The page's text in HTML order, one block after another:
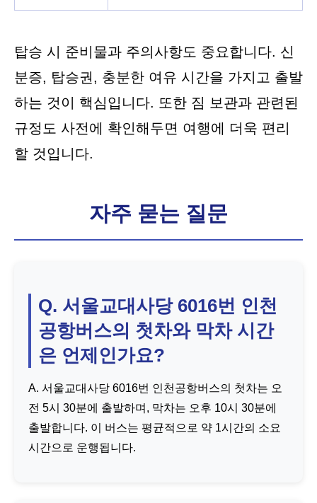
탑승 시 준비물과 주의사항도 중요합니다. 신
분증, 탑승권, 충분한 여유 시간을 가지고 출발
하는 것이 핵심입니다. 또한 짐 보관과 관련된
규정도 사전에 확인해두면 여행에 더욱 편리
할 것입니다.
자주 묻는 질문
Q. 서울교대사당 6016번 인천
공항버스의 첫차와 막차 시간
은 언제인가요?
A. 서울교대사당 6016번 인천공항버스의 첫차는 오
전 5시 30분에 출발하며, 막차는 오후 10시 30분에
출발합니다. 이 버스는 평균적으로 약 1시간의 소요
시간으로 운행됩니다.